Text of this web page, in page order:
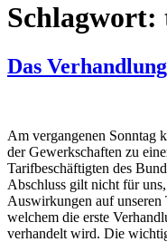
Schlagwort:
Das
Am vergangenen Sonntag
der Gewerkschaften zu
Tarifbeschäftigten des
Abschluss gilt nicht für
Auswirkungen auf
welchem die erste
verhandelt wird. Die